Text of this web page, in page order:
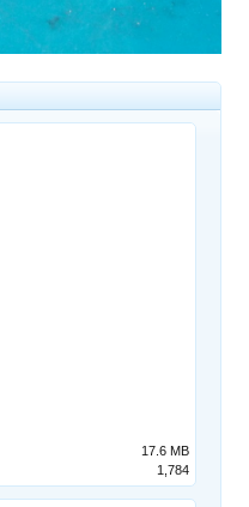
17.6 MB
1,784